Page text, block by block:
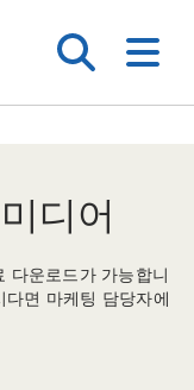
디어
다운로드가 가능합니
면 마케팅 담당자에